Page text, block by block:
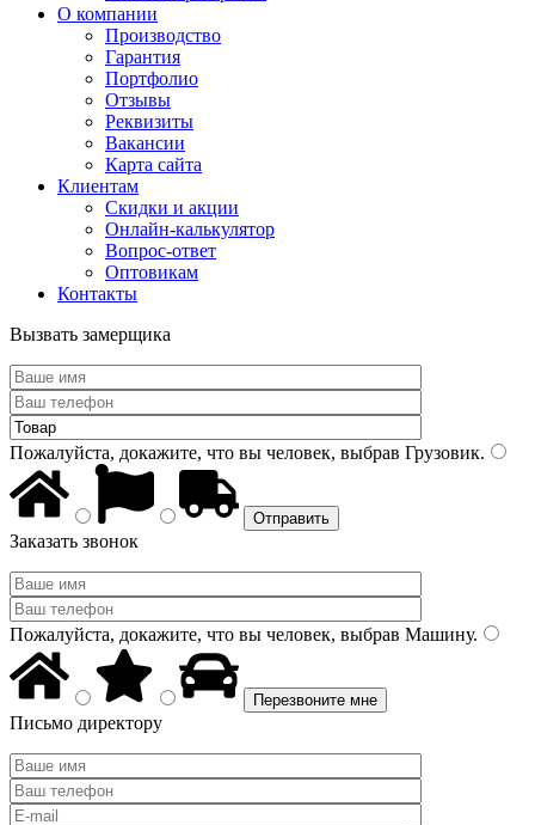
О компании
Производство
Гарантия
Портфолио
Отзывы
Реквизиты
Вакансии
Карта сайта
Клиентам
Скидки и акции
Онлайн-калькулятор
Вопрос-ответ
Оптовикам
Контакты
Вызвать замерщика
Пожалуйста, докажите, что вы человек, выбрав Грузовик.
Заказать звонок
Пожалуйста, докажите, что вы человек, выбрав Машину.
Письмо директору